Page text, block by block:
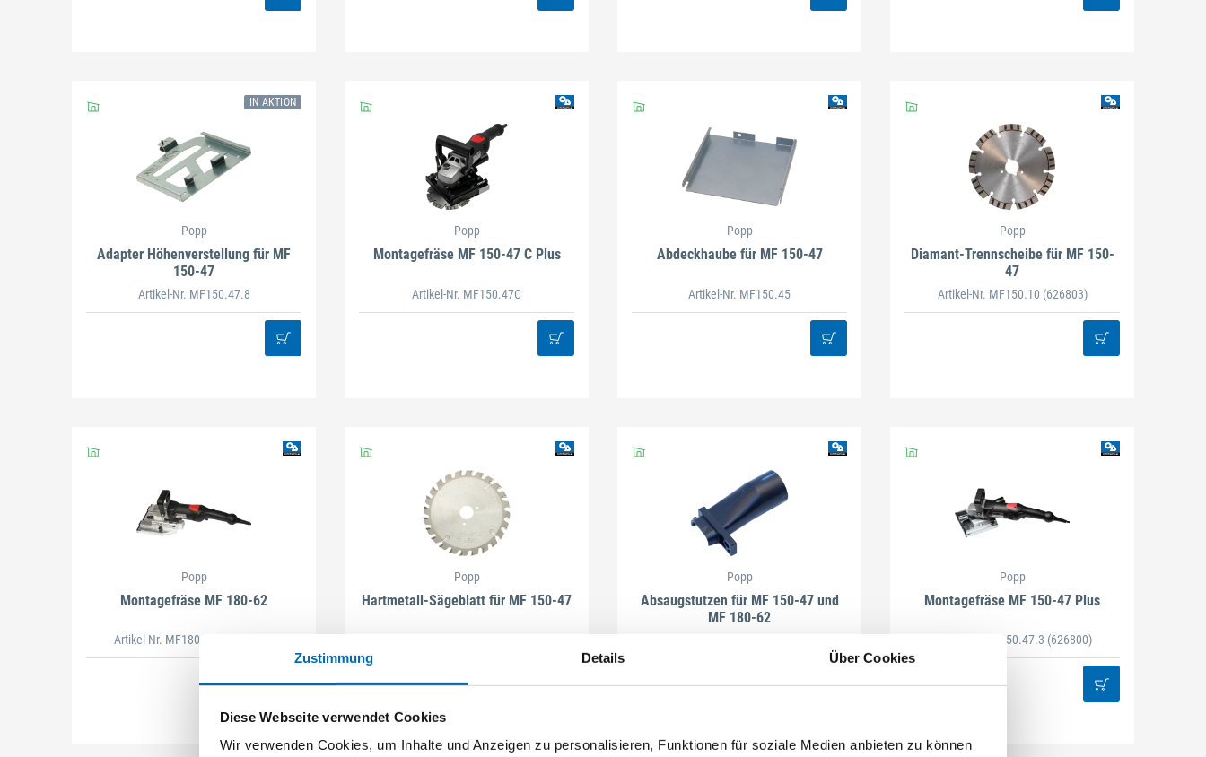
Zustimmung Details Über Cookies
Diese Webseite verwendet Cookies
Wir verwenden Cookies, um Inhalte und Anzeigen zu personalisieren, Funktionen für soziale Medien anbieten zu können
IN AKTION
Popp
Adapter Höhenverstellung für MF
150-47
Artikel-Nr. MF150.47.8
Popp
Montagefräse MF 150-47 C Plus
Artikel-Nr. MF150.47C
Popp
Abdeckhaube für MF 150-47
Artikel-Nr. MF150.45
Popp
Diamant-Trennscheibe für MF 150-
47
Artikel-Nr. MF150.10 (626803)
Popp
Montagefräse MF 180-62
Artikel-Nr. MF180.62.1
Popp
Hartmetall-Sägeblatt für MF 150-47
Popp
Absaugstutzen für MF 150-47 und
MF 180-62
Popp
Montagefräse MF 150-47 Plus
Artikel-Nr. MF150.47.3 (626800)